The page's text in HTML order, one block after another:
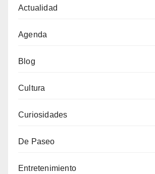
Actualidad
Agenda
Blog
Cultura
Curiosidades
De Paseo
Entretenimiento